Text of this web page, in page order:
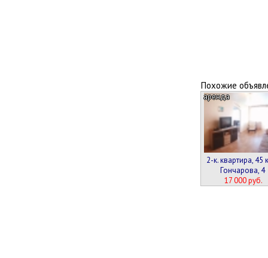
Похожие
аренда
2-к. квартира, 45
Гончарова, 4
17 000 руб.